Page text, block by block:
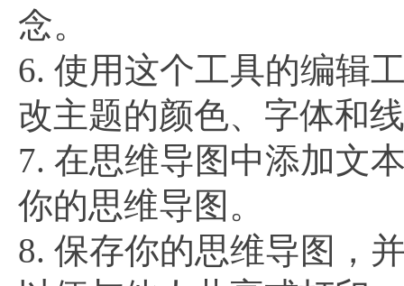
念。
6. 使用这个工具的编辑
改主题的颜色、字体和
7. 在思维导图中添加文
你的思维导图。
8. 保存你的思维导图，